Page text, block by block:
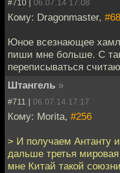
#710 | 06.07.14 17:08
Кому: Dragonmaster,
Юное всезнающее
пиши мне больше. С
переписываться
Штангель »
#711 | 06.07.14 17:17
Кому: Morita, #256
> И получаем Антанту
дальше третья
мне Китай такой